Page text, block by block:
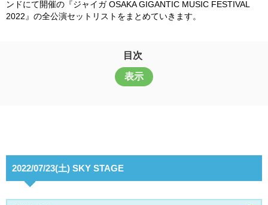
ンドにて開催の『ジャイガ OSAKA GIGANTIC MUSIC FESTIVAL
2022』の全公演セットリストをまとめていきます。
目次
表示
2022/07/23(土) SKY STAGE